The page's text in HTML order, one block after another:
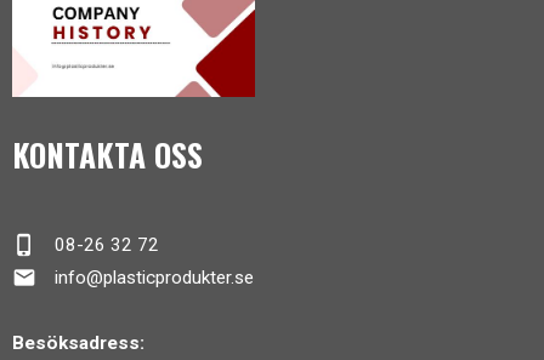
KONTAKTA OSS
phone_iphone 08-26 32 72
mail info@plasticprodukter.se
Besöksadress: